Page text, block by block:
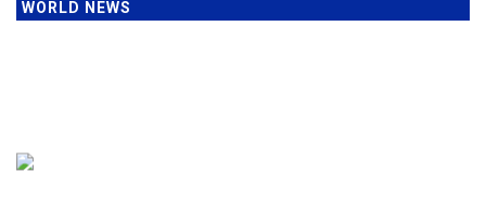
WORLD NEWS